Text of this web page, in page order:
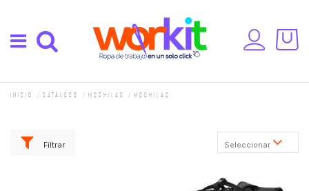
Inicio Catálogo Mochilas Mochilas
Filtrar Seleccionar